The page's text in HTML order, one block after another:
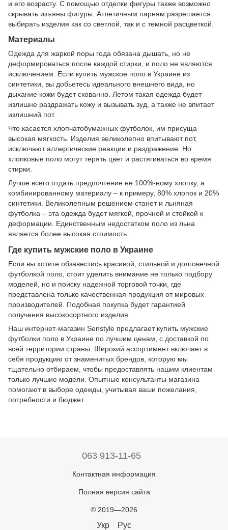
и его возрасту. С помощью отделки фигуры также возможно
скрывать изъяны фигуры. Атлетичным парням разрешается
выбирать изделия как со светлой, так и с темной расцветкой.
Материалы
Одежда для жаркой поры года обязана дышать, но не
деформироваться после каждой стирки, и поло не являются
исключением. Если купить мужское поло в Украине из
синтетики, вы добьетесь идеального внешнего вида, но
дыхание кожи будет скованно. Летом такая одежда будет
излишне раздражать кожу и вызывать зуд, а также не впитает
излишний пот.
Что касается хлопчатобумажных футболок, им присуща
высокая мягкость. Изделия великолепно впитывают пот,
исключают аллергические реакции и раздражение. Но
хлопковые поло могут терять цвет и растягиваться во время
стирки.
Лучше всего отдать предпочтение не 100%-ному хлопку, а
комбинированному материалу – к примеру, 80% хлопок и 20%
синтетики. Великолепным решением станет и льняная
футболка – эта одежда будет мягкой, прочной и стойкой к
деформации. Единственным недостатком поло из льна
является более высокая стоимость.
Где купить мужские поло в Украине
Если вы хотите обзавестись красивой, стильной и долговечной
футболкой поло, стоит уделить внимание не только подбору
моделей, но и поиску надежной торговой точки, где
представлена только качественная продукция от мировых
производителей. Подобная покупка будет гарантией
получения высокосортного изделия.
Наш интернет-магазин Senstyle предлагает купить мужские
футболки поло в Украине по лучшим ценам, с доставкой по
всей территории страны. Широкий ассортимент включает в
себя продукцию от знаменитых брендов, которую мы
тщательно отбираем, чтобы предоставлять нашим клиентам
только лучшие модели. Опытные консультанты магазина
помогают в выборе одежды, учитывая ваши пожелания,
потребности и бюджет.
063 913-11-65
Контактная информация
Полная версия сайта
© 2019—2026
Укр Рус